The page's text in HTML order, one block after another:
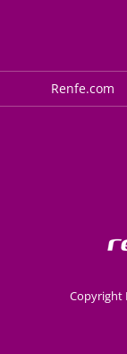
Renfe.com
Copyright